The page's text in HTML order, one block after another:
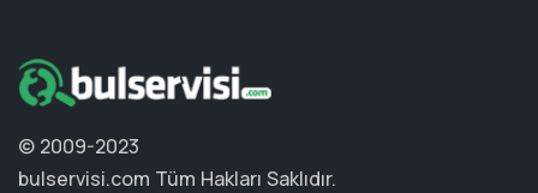
© 2009-2023
bulservisi.com Tüm Hakları Saklıdır.